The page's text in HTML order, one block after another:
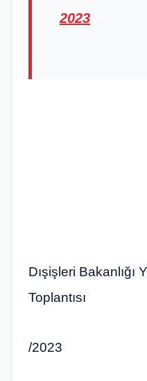
2023
Dışişleri Bakanlığı
Toplantısı
/2023